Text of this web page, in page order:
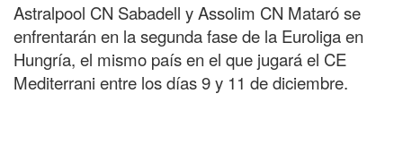
Astralpool CN Sabadell y Assolim CN Mataró se
enfrentarán en la segunda fase de la Euroliga en
Hungría, el mismo país en el que jugará el CE
Mediterrani entre los días 9 y 11 de diciembre.